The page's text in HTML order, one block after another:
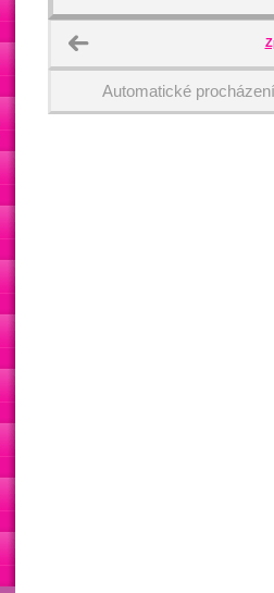
Automatické